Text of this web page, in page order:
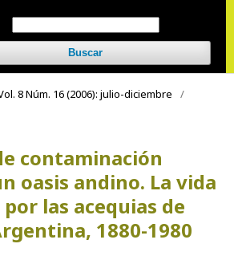
Buscar
8 Núm. 16 (2006): julio-diciembre
/
contaminación
oasis andino. La vida
las acequias de
1880-1980